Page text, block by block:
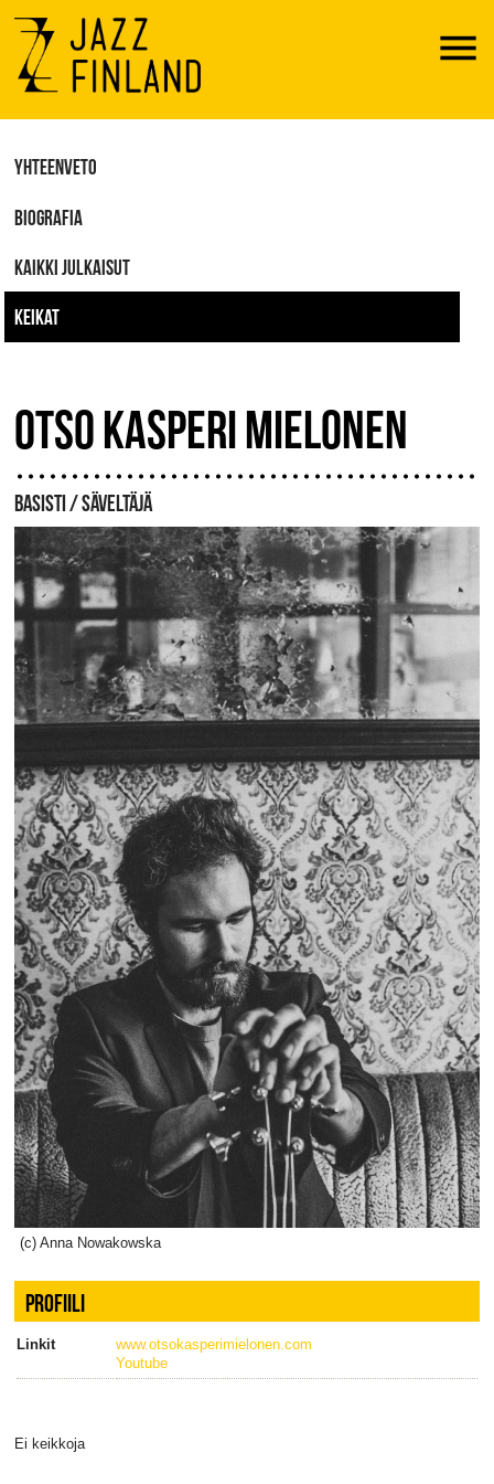
Menu
YHTEENVETO
BIOGRAFIA
KAIKKI JULKAISUT
KEIKAT
OTSO KASPERI MIELONEN
BASISTI / SÄVELTÄJÄ
(c) Anna Nowakowska
PROFIILI
Linkit
www.otsokasperimielonen.com
Youtube
Ei keikkoja